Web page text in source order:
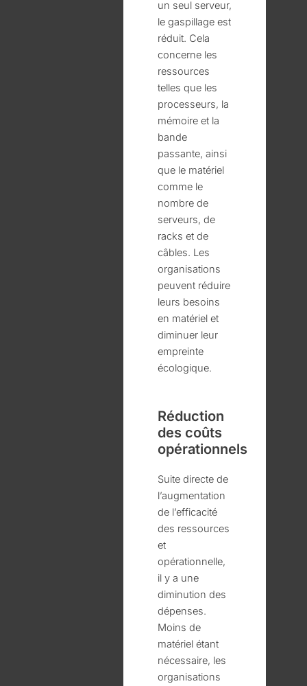
un seul serveur,
le gaspillage est
réduit. Cela
concerne les
ressources
telles que les
processeurs, la
mémoire et la
bande
passante, ainsi
que le matériel
comme le
nombre de
serveurs, de
racks et de
câbles. Les
organisations
peuvent réduire
leurs besoins
en matériel et
diminuer leur
empreinte
écologique.
Réduction
des coûts
opérationnels
Suite directe de
l’augmentation
de l’efficacité
des ressources
et
opérationnelle,
il y a une
diminution des
dépenses.
Moins de
matériel étant
nécessaire, les
organisations